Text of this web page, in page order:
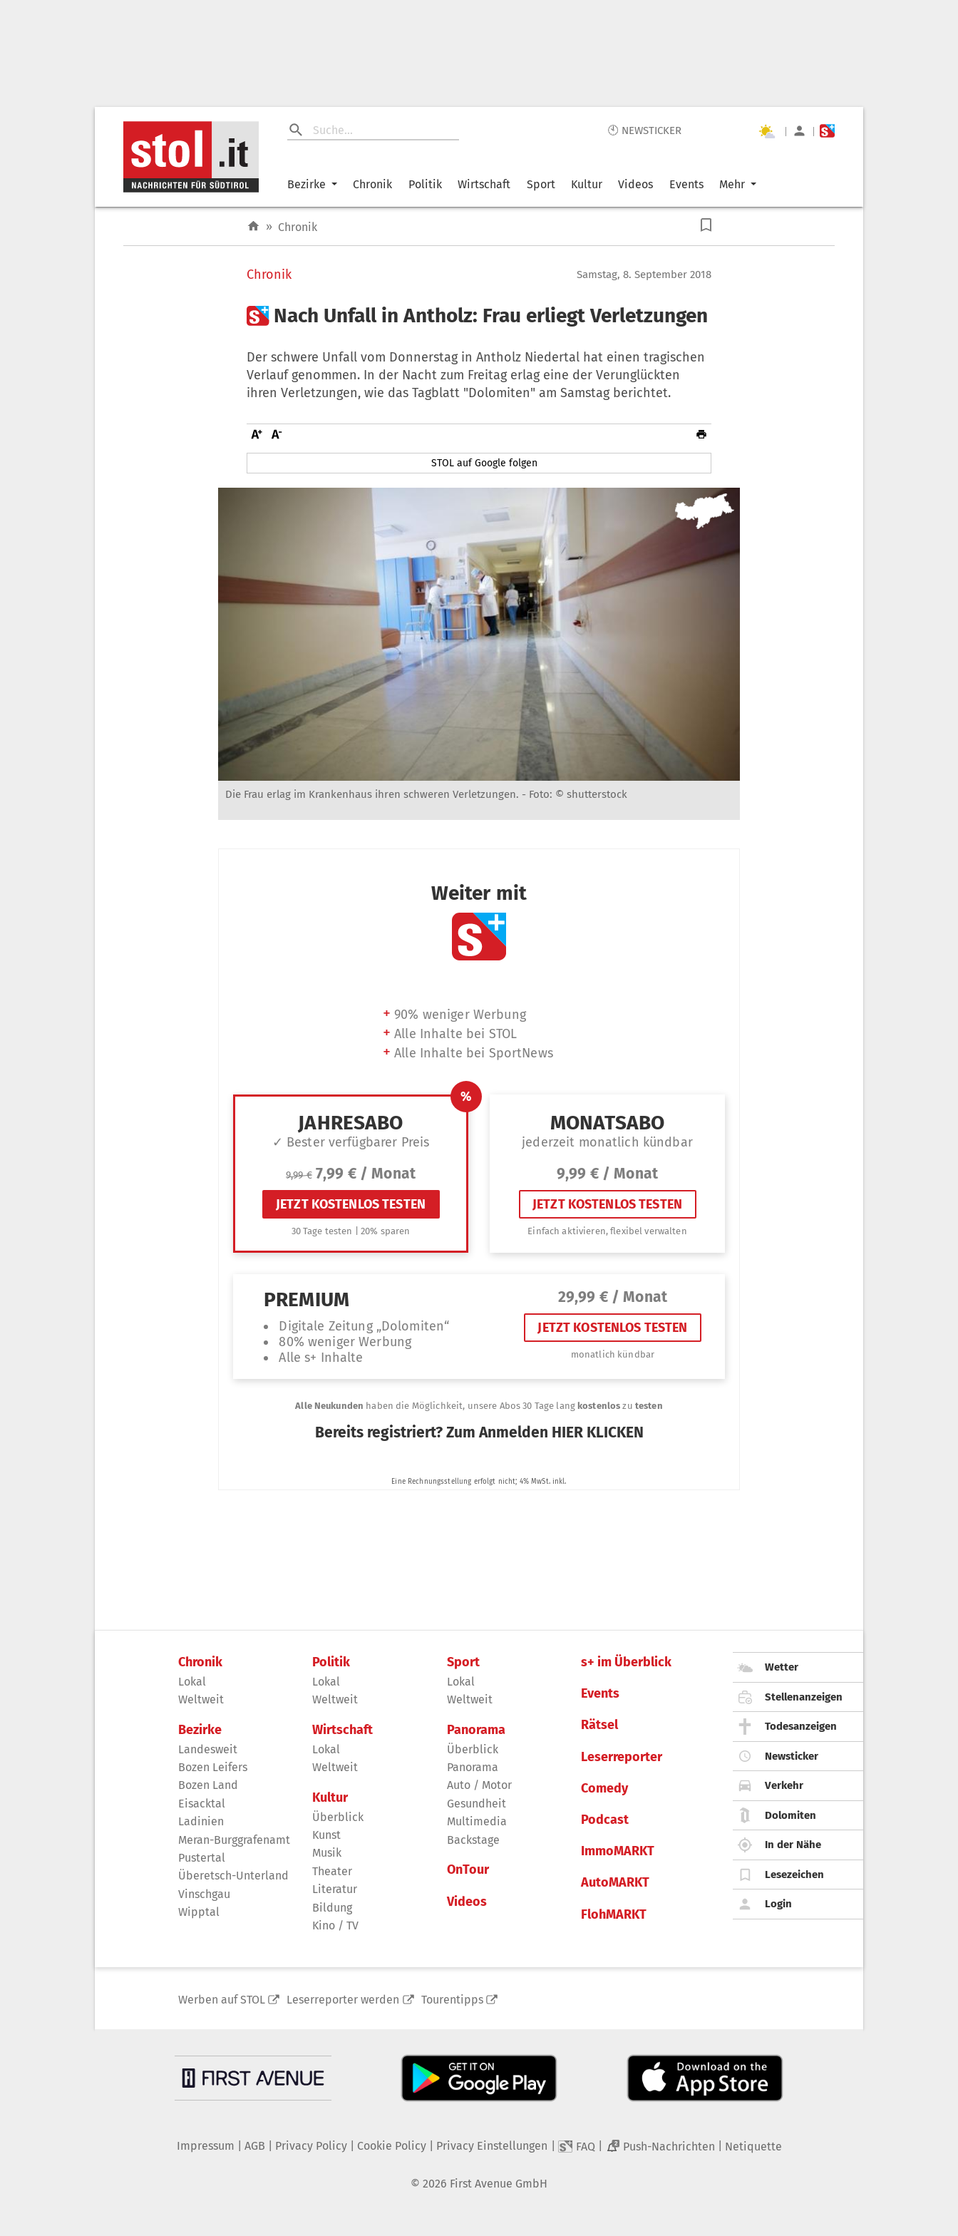
🕙 NEWSTICKER | |
Bezirke Chronik Politik Wirtschaft Sport Kultur Videos Events Mehr
» Chronik
Chronik Samstag, 8. September 2018
 Nach Unfall in Antholz: Frau erliegt Verletzungen
Der schwere Unfall vom Donnerstag in Antholz Niedertal hat einen tragischen
Verlauf genommen. In der Nacht zum Freitag erlag eine der Verunglückten
ihren Verletzungen, wie das Tagblatt "Dolomiten" am Samstag berichtet.
STOL auf Google folgen
Die Frau erlag im Krankenhaus ihren schweren Verletzungen. - Foto: © shutterstock
Chronik
Lokal
Weltweit
Bezirke
Landesweit
Bozen Leifers
Bozen Land
Eisacktal
Ladinien
Meran-Burggrafenamt
Pustertal
Überetsch-Unterland
Vinschgau
Wipptal
Politik
Lokal
Weltweit
Wirtschaft
Lokal
Weltweit
Kultur
Überblick
Kunst
Musik
Theater
Literatur
Bildung
Kino / TV
Sport
Lokal
Weltweit
Panorama
Überblick
Panorama
Auto / Motor
Gesundheit
Multimedia
Backstage
OnTour
Videos
s+ im Überblick
Events
Rätsel
Leserreporter
Comedy
Podcast
ImmoMARKT
AutoMARKT
FlohMARKT
Wetter
Stellenanzeigen
Todesanzeigen
Newsticker
Verkehr
Dolomiten
In der Nähe
Lesezeichen
Login
Werben auf STOL Leserreporter werden Tourentipps
Impressum AGB Privacy Policy| Cookie Policy| Privacy Einstellungen FAQ 2 Push-Nachrichten Netiquette
© 2026 First Avenue GmbH